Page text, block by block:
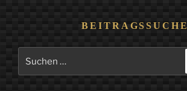
BEITRAGSSUCHE
nach: